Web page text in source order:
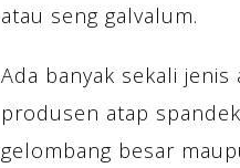
atau seng galvalum.
Ada banyak sekali
produsen atap
gelombang besar